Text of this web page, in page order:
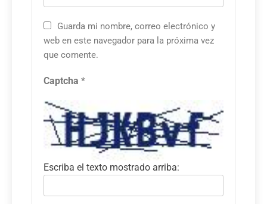
Guarda mi nombre, correo electrónico y
web en este navegador para la próxima vez
que comente.
Captcha *
Escriba el texto mostrado arriba: